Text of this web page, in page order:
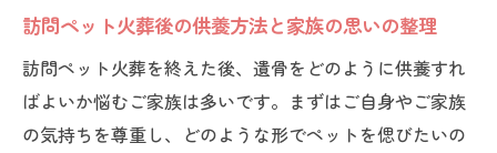
訪問ペット火葬後の供養方法と家族の思いの整理
訪問ペット火葬を終えた後、遺骨をどのように供養すれ
ばよいか悩むご家族は多いです。まずはご自身やご家族
の気持ちを尊重し、どのような形でペットを偲びたいの